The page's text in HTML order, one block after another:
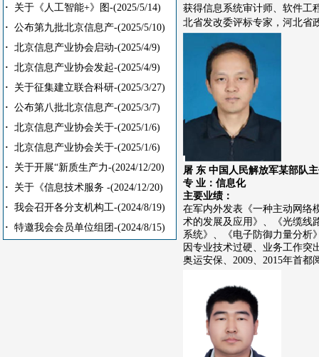
·
关于《人工智能+》图-(2025/5/14)
· 公布第九批北京信息产-(2025/5/10)
· 北京信息产业协会启动-(2025/4/9)
· 北京信息产业协会发起-(2025/4/9)
·
关于征集建立联合科研-(2025/3/27)
· 公布第八批北京信息产-(2025/3/7)
· 北京信息产业协会关于-(2025/1/6)
· 北京信息产业协会关于-(2025/1/6)
·
关于开展“新质生产力-(2024/12/20)
·
关于《信息技术服务 -(2024/12/20)
· 我会召开各分支机构工-(2024/8/19)
· 特邀我会会员单位组团-(2024/8/15)
获得信息系统审计师、软件工
北省发改委评标专家，河北省
屠 东 中国人民解放军某部队
专 业：信息化
主要业绩：
在军内外发表《一种主动网络
术的发展及应用》、《光缆线
系统》、《电子防御力量分析
因专业技术过硬、业务工作突
奥运安保、2009、2015年首都